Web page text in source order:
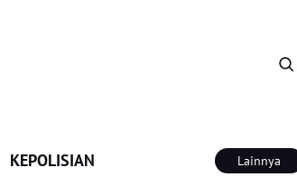
KEPOLISIAN Lainnya